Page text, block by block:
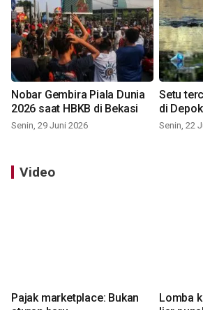
Nobar Gembira Piala Dunia
2026 saat HBKB di Bekasi
Senin, 29 Juni 2026
Setu
di Depok
Senin, 22
Video
Pajak marketplace: Bukan
Lomba